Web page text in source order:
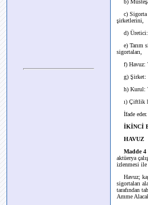
b)
c) Sigorta
şirketlerini,
d) Üretici:
e) Tarım
sigortaları,
f) Havuz:
g) Şirket:
h) Kurul:
ı) Çiftlik
İfade eder.
İKİNCİ
HAVUZ
Madde 4
aktüerya
izlenmesi ile
Havuz;
sigortaları
tarafından
Amme